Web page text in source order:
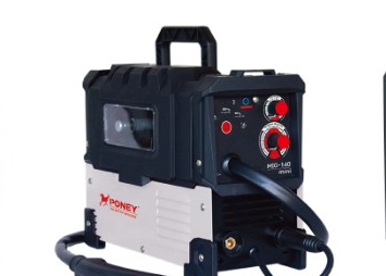
цифровым управлением,
синергетическая сварка MIG